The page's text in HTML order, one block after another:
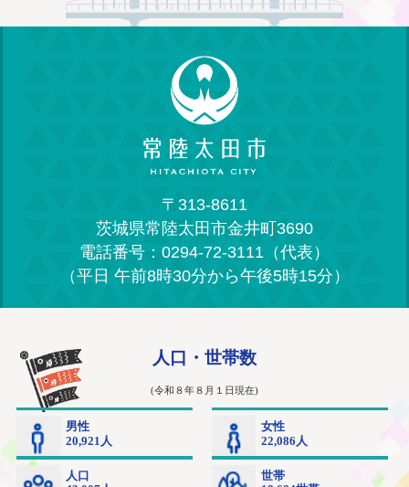
〒313-8611
茨城県常陸太田市金井町3690
電話番号：0294-72-3111（代表）
（平日 午前8時30分から午後5時15分）